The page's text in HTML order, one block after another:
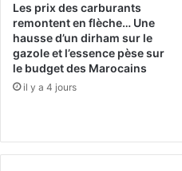
Les prix des carburants
remontent en flèche… Une
hausse d’un dirham sur le
gazole et l’essence pèse sur
le budget des Marocains
il y a 4 jours